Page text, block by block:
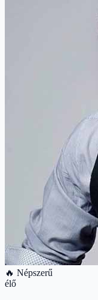
🔥 Népszerű
élő